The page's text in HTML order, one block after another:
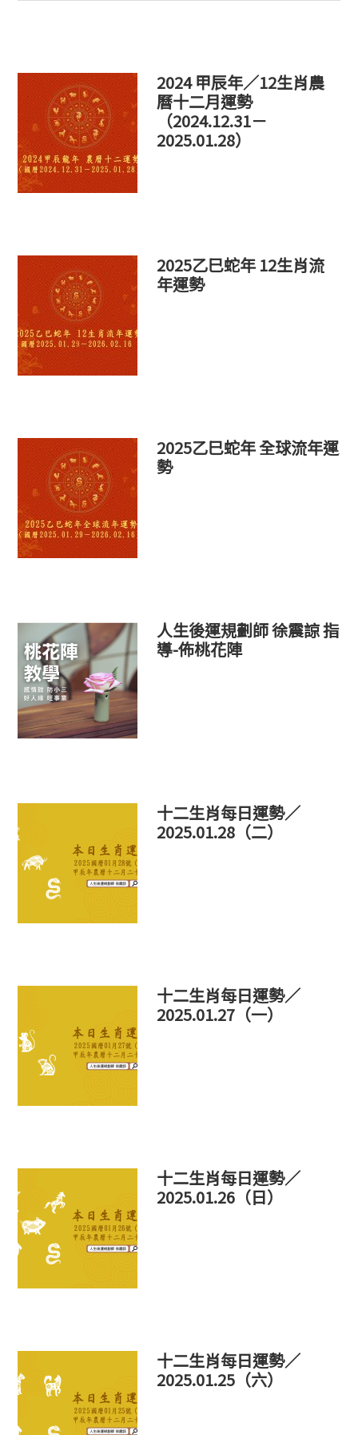
這
2024 甲辰年／12生肖農
曆十二月運勢
（2024.12.31－
2025.01.28）
2025乙巳蛇年 12生肖流
年運勢
2025乙巳蛇年 全球流年運
勢
人生後運規劃師 徐震諒 指
導-佈桃花陣
十二生肖每日運勢／
2025.01.28（二）
十二生肖每日運勢／
2025.01.27（一）
十二生肖每日運勢／
2025.01.26（日）
十二生肖每日運勢／
2025.01.25（六）